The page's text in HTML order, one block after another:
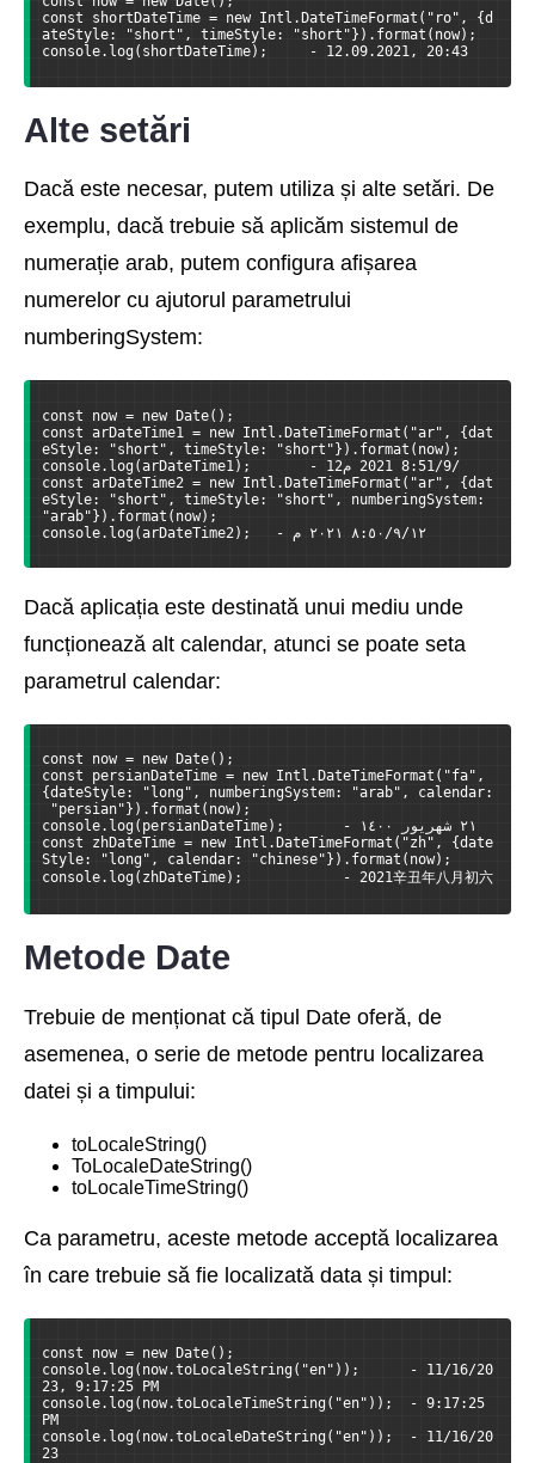
const shortDateTime = new Intl.DateTimeFormat("ro", {d
ateStyle: "short", timeStyle: "short"}).format(now);
console.log(shortDateTime);     - 12.09.2021, 20:43
Alte setări
Dacă este necesar, putem utiliza și alte setări. De
exemplu, dacă trebuie să aplicăm sistemul de
numerație arab, putem configura afișarea
numerelor cu ajutorul parametrului
numberingSystem:
const now = new Date();
const arDateTime1 = new Intl.DateTimeFormat("ar", {dat
eStyle: "short", timeStyle: "short"}).format(now);
console.log(arDateTime1);       - 12‏/9‏/2021 8:51 م
const arDateTime2 = new Intl.DateTimeFormat("ar", {dat
eStyle: "short", timeStyle: "short", numberingSystem:
"arab"}).format(now);
console.log(arDateTime2);   - ١٢‏/٩‏/٢٠٢١ ٨:٥٠ م
Dacă aplicația este destinată unui mediu unde
funcționează alt calendar, atunci se poate seta
parametrul calendar:
const now = new Date();
const persianDateTime = new Intl.DateTimeFormat("fa",
{dateStyle: "long", numberingSystem: "arab", calendar:
"persian"}).format(now);
console.log(persianDateTime);       - ٢١ شهریور ١٤٠٠
const zhDateTime = new Intl.DateTimeFormat("zh", {date
Style: "long", calendar: "chinese"}).format(now);
console.log(zhDateTime);            - 2021辛丑年八月初六
Metode Date
Trebuie de menționat că tipul Date oferă, de
asemenea, o serie de metode pentru localizarea
datei și a timpului:
toLocaleString()
ToLocaleDateString()
toLocaleTimeString()
Ca parametru, aceste metode acceptă localizarea
în care trebuie să fie localizată data și timpul:
const now = new Date();
console.log(now.toLocaleString("en"));      - 11/16/20
23, 9:17:25 PM
console.log(now.toLocaleTimeString("en"));  - 9:17:25
PM
console.log(now.toLocaleDateString("en"));  - 11/16/20
23